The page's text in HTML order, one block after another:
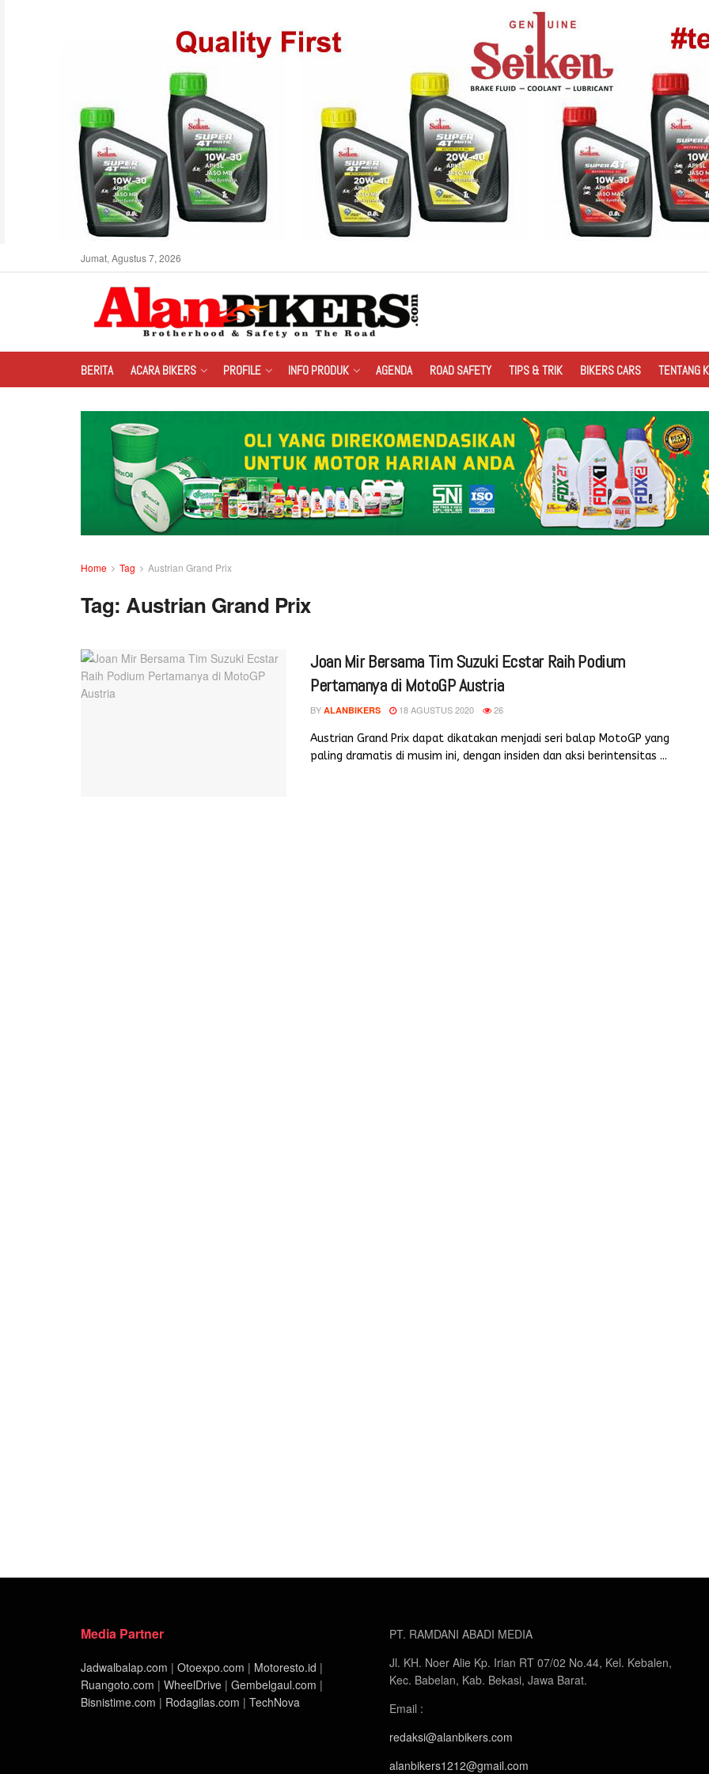
Jumat, Agustus 7, 2026
BERITA ACARA BIKERS PROFILE INFO PRODUK AGENDA ROAD SAFETY TIPS & TRIK BIKERS CARS TENTANG
Home Tag Austrian Grand Prix
Tag:Austrian Grand Prix
Joan Mir Bersama Tim Suzuki Ecstar Raih Podium
Pertamanya di MotoGP Austria
BY ALANBIKERS 18 AGUSTUS 2020 26
Austrian Grand Prix dapat dikatakan menjadi seri balap MotoGP yang
paling dramatis di musim ini, dengan insiden dan aksi berintensitas ...
Media Partner
Jadwalbalap.com | Otoexpo.com | Motoresto.id |
Ruangoto.com | WheelDrive | Gembelgaul.com |
Bisnistime.com | Rodagilas.com | TechNova
PT. RAMDANI ABADI MEDIA
Jl. KH. Noer Alie Kp. Irian RT 07/02 No.44, Kel. Kebalen,
Kec. Babelan, Kab. Bekasi, Jawa Barat.
Email :
redaksi@alanbikers.com
alanbikers1212@gmail.com